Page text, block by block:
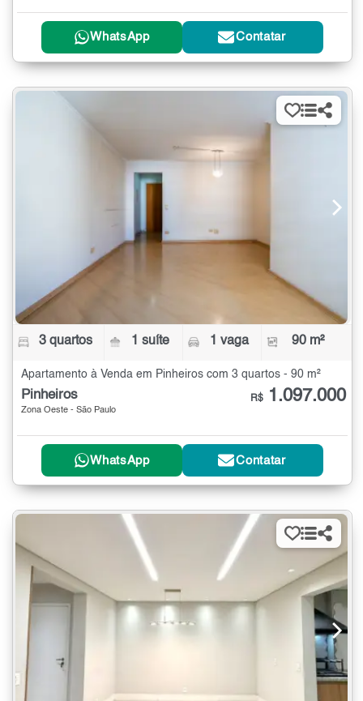
WhatsApp Contatar
3 quartos 1 suíte 1 vaga 90 m²
Apartamento à Venda em Pinheiros com 3 quartos - 90 m²
Pinheiros
Zona Oeste - São Paulo
R$ 1.097.000
WhatsApp Contatar